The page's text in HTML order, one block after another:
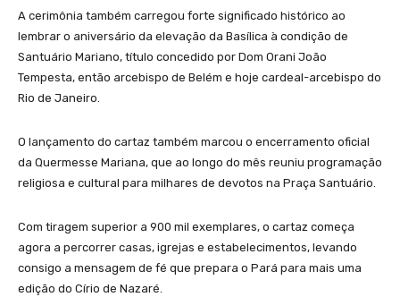
A cerimônia também carregou forte significado histórico ao
lembrar o aniversário da elevação da Basílica à condição de
Santuário Mariano, título concedido por Dom Orani João
Tempesta, então arcebispo de Belém e hoje cardeal-arcebispo do
Rio de Janeiro.
O lançamento do cartaz também marcou o encerramento oficial
da Quermesse Mariana, que ao longo do mês reuniu programação
religiosa e cultural para milhares de devotos na Praça Santuário.
Com tiragem superior a 900 mil exemplares, o cartaz começa
agora a percorrer casas, igrejas e estabelecimentos, levando
consigo a mensagem de fé que prepara o Pará para mais uma
edição do Círio de Nazaré.